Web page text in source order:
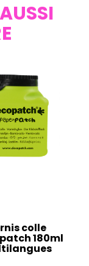
colle
180ml